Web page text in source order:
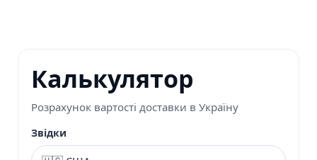
Калькулятор
Розрахунок вартості доставки в Україну
Звідки